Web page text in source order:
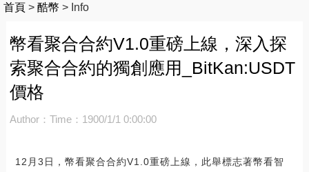
首頁 > 酷幣 > Info
幣看聚合合約V1.0重磅上線，深入探
索聚合合約的獨創應用_BitKan:USDT
價格
Author： Time：1900/1/1 0:00:00
12月3日，幣看聚合合約V1.0重磅上線，此舉標志著幣看智